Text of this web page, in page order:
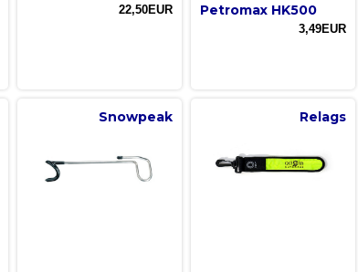
22,50EUR
Petromax HK500
3,49EUR
Snowpeak Relags